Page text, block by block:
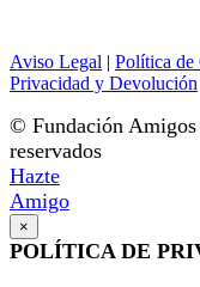
Aviso Legal | Política de
Privacidad y Devolución
© Fundación Amigos
reservados
Hazte
Amigo
×
POLÍTICA DE